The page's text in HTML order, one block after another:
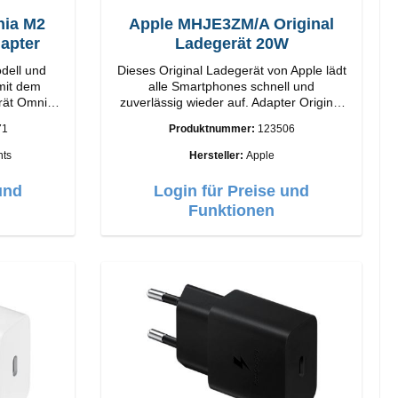
M2
und
dem
Omnia
und
mit
einfache
für das
Sie Ihr
Apple MHJE3ZM/A Original
Ladegerät 20W
Dieses Original Ladegerät von Apple lädt
alle Smartphones schnell und
zuverlässig wieder auf. Adapter Original
Anschlüsse: USB-C Output: 20W Farbe:
Weiss
Produktnummer: 123506
Hersteller: Apple
Login für Preise und
Funktionen